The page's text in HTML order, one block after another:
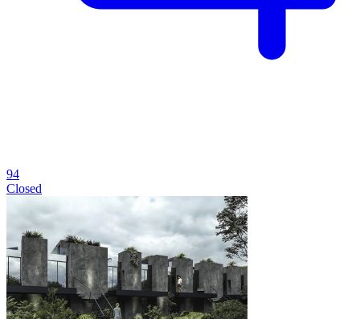
94
Closed